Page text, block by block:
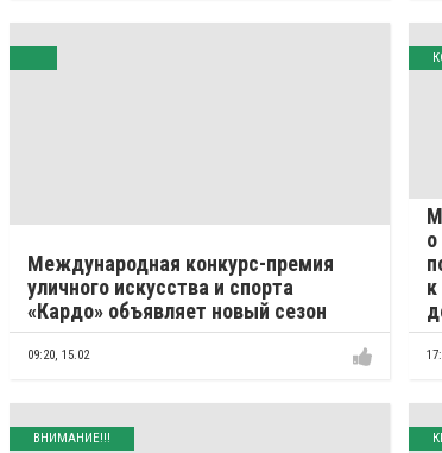
Международная конкурс-премия
уличного искусства и спорта
«Кардо» объявляет новый сезон
09:20, 15.02
ВНИМАНИЕ!!!